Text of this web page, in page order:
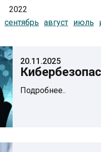
2022
сентябрь август июль
20.11.2025
Подробнее..